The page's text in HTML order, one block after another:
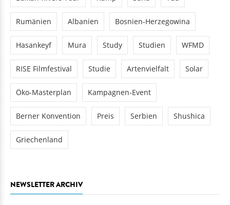
Rumänien Albanien Bosnien-Herzegowina
Hasankeyf Mura Study Studien WFMD
RISE Filmfestival Studie Artenvielfalt Solar
Öko-Masterplan Kampagnen-Event
Berner Konvention Preis Serbien Shushica
Griechenland
NEWSLETTER ARCHIV